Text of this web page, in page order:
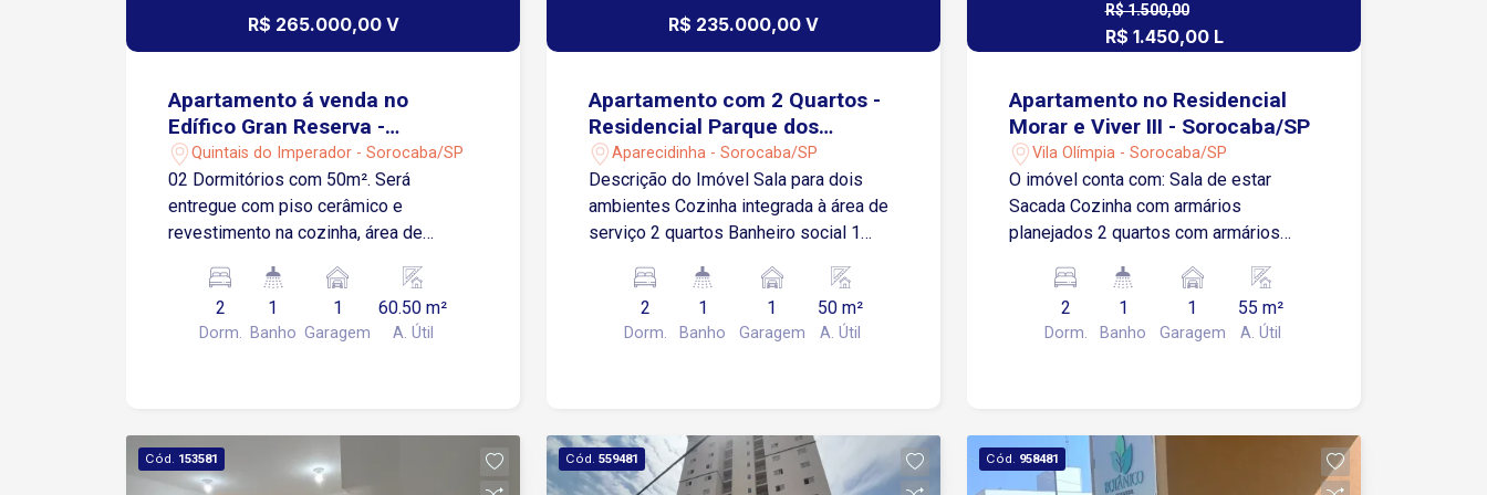
R$ 265.000,00 V
Apartamento á venda no
Edífico Gran Reserva -
Sorocaba/SP
Quintais do Imperador - Sorocaba/SP
02 Dormitórios com 50m². Será
entregue com piso cerâmico e
revestimento na cozinha, área de
Dormitórios serão entregues no
contrapiso Apartamento possui 01
Vaga de Garagem Descoberta e Fixa
festas.
2
Dorm.
1
Banho
1
Garagem
60.50 m²
A. Útil
R$ 235.000,00 V
Apartamento com 2 Quartos -
Residencial Parque dos
Pássaros - Sorocaba/SP
Aparecidinha - Sorocaba/SP
Descrição do Imóvel Sala para dois
ambientes Cozinha integrada à área de
serviço 2 quartos Banheiro social 1
Infraestrutura do Condomínio Piscina
para lazer Espaço gourmet com
churrasqueira Playground para crianças
Localização Localizado na região de
Aparecidinha, com fácil acesso ao
2
Dorm.
1
Banho
1
Garagem
50 m²
A. Útil
R$ 1.500,00
R$ 1.450,00 L
Apartamento no Residencial
Morar e Viver III - Sorocaba/SP
Vila Olímpia - Sorocaba/SP
O imóvel conta com: Sala de estar
Sacada Cozinha com armários
planejados 2 quartos com armários
Blindex e gabinete 1 vaga de garagem
descoberta Aproximadamente 300
metros da Avenida Itavuvu 7 minutos da
lazer e segurança: Portaria 24 horas
Piscina adulto e infantil Academia Mini
2
Dorm.
1
Banho
1
Garagem
55 m²
A. Útil
Cód. 153581 Cód. 559481 Cód. 958481